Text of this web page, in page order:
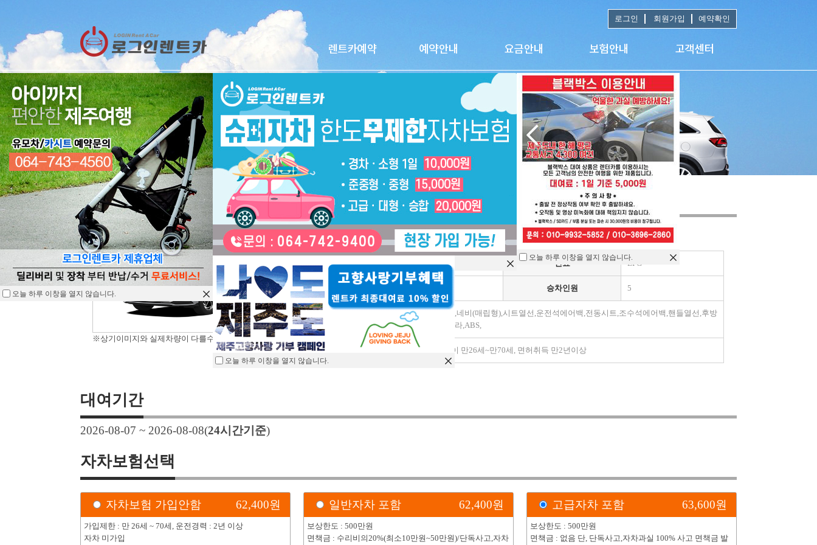
로그인 회원가입 예약확인
렌트카예약
RESERVATION
렌트카 예약하기
※상기이미지와 실제차량이 다를수 있습니다.
소나타디엣지2026(만26세-LPG)
차종 중형 연료 LPG
승차인원 5
가죽시트,금연,네비(매립형),시트열선,운전석에어백,전동시트,조수석에어백,핸들열선,후방
센서,후방카메라,ABS,
대여조건 : 나이 만26세~만70세, 면허취득 만2년이상
대여기간
2026-08-07 ~ 2026-08-08(24시간기준)
자차보험선택
자차보험 가입안함 62,400원
가입제한 : 만 26세 ~ 70세, 운전경력 : 2년 이상
자차 미가입
일반자차 포함 62,400원
보상한도 : 500만원
면책금 : 수리비의20%(최소10만원~50만원)/단독사고,자차
고급자차 포함 63,600원
보상한도 : 500만원
면책금 : 없음 단, 단독사고,자차과실 100% 사고 면책금 발
오늘 하루 이창을 열지 않습니다.
오늘 하루 이창을 열지 않습니다.
오늘 하루 이창을 열지 않습니다.
오늘 하루 이창을 열지 않습니다.